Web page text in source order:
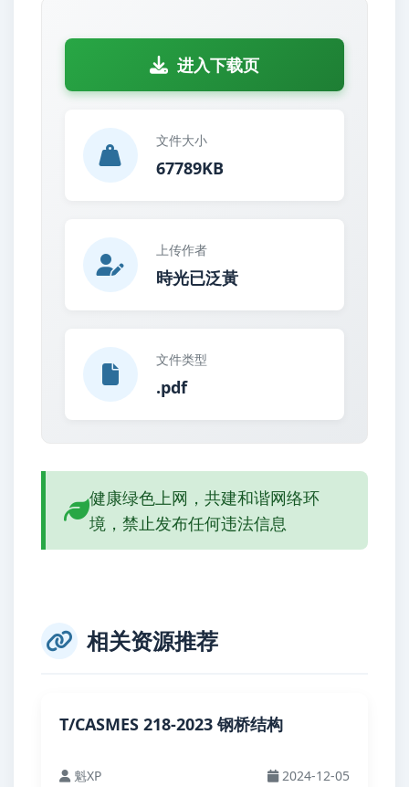
进入下载页
文件大小
67789KB
上传作者
時光已泛黃
文件类型
.pdf
健康绿色上网，共建和谐网络环
境，禁止发布任何违法信息
相关资源推荐
T/CASMES 218-2023 钢桥结构
魁XP 2024-12-05